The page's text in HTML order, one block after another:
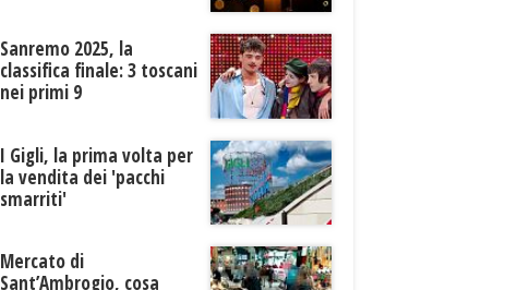
Sanremo 2025, la
classifica finale: 3 toscani
nei primi 9
I Gigli, la prima volta per
la vendita dei 'pacchi
smarriti'
Mercato di
Sant’Ambrogio, cosa